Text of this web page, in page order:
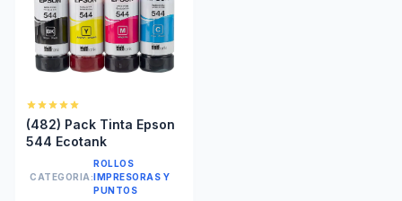
(482) Pack Tinta Epson
544 Ecotank
CATEGORIA:
ROLLOS
IMPRESORAS Y
PUNTOS